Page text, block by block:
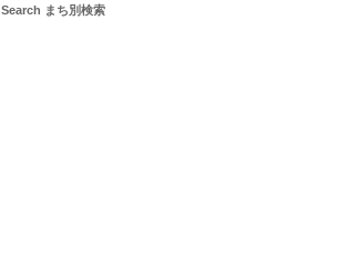
Search まち別検索